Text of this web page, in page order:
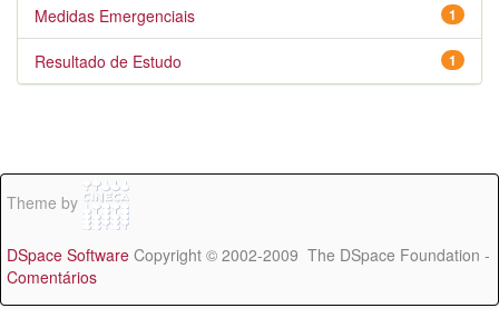
1
Medidas Emergenciais
1
Resultado de Estudo
Theme by
DSpace Software Copyright © 2002-2009 The DSpace Foundation -
Comentários